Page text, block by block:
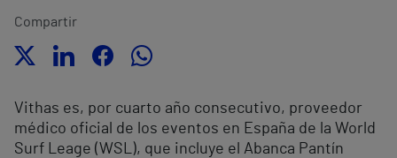
Compartir
Vithas es, por cuarto año consecutivo, proveedor
médico oficial de los eventos en España de la World
Surf Leage (WSL), que incluye el Abanca Pantín